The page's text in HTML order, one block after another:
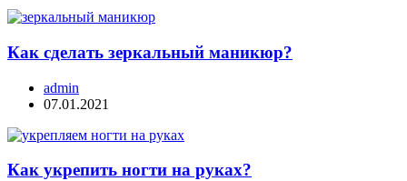
Как сделать зеркальный маникюр?
admin
07.01.2021
Как укрепить ногти на руках?